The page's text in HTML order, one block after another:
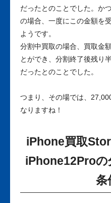
だったとのことでした。か
の場合、一度にこの金額を
ようです。
分割中買取の場合、買取金
とができ、分割終了後残り
だったとのことでした。
つまり、その場では、
なりますね！
iPhone買取
iPhone12Proの
条